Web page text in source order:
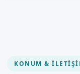
KONUM &